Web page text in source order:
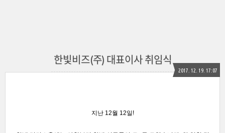
한빛비즈(주) 대표이사 취임식
2017. 12. 19. 17:07
지난 12월 12일!